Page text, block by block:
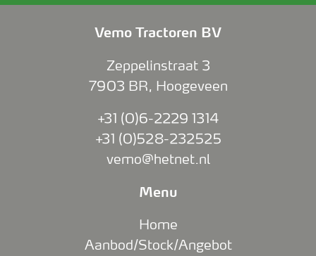
Vemo Tractoren BV
Zeppelinstraat 3
7903 BR, Hoogeveen
+31 (0)6-2229 1314
+31 (0)528-232525
vemo@hetnet.nl
Menu
Home
Aanbod/Stock/Angebot